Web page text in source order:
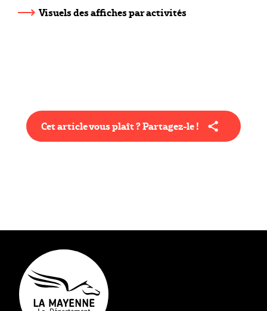
Visuels des affiches par activités
Cet article vous plaît ? Partagez-le !